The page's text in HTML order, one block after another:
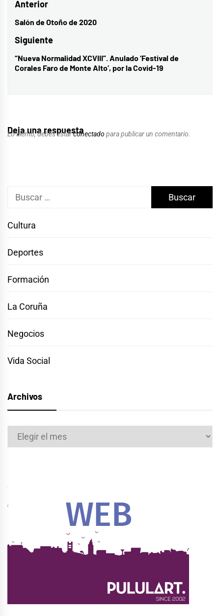
Navegación
de
entradas
Anterior
Entrada
anterior:
Salón de Otoño de 2020
Siguiente
Entrada
siguiente:
“Nueva Normalidad XCVIII”. Anulado ‘Festival de
Corales Faro de Monte Alto’, por la Covid-19
Deja una respuesta
Lo siento, debes estarconectado para publicar un comentario.
Buscar:
Cultura
Deportes
Formación
La Coruña
Negocios
Vida Social
Archivos
Archivos